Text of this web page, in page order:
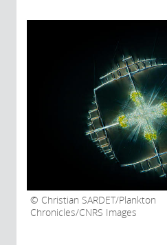
Christian SARDET/Plankton
Chronicles/CNRS Images